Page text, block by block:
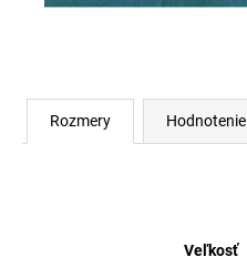
Rozmery Hodnotenie
Veľkosť